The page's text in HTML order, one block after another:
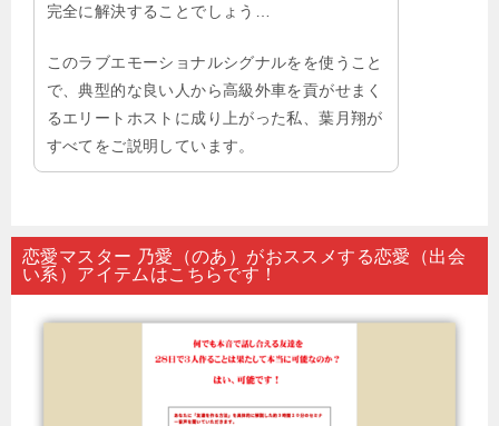
完全に解決することでしょう…
このラブエモーショナルシグナルをを使うこと
で、典型的な良い人から高級外車を貢がせまく
るエリートホストに成り上がった私、葉月翔が
すべてをご説明しています。
恋愛マスター 乃愛（のあ）がおススメする恋愛（出会
い系）アイテムはこちらです！